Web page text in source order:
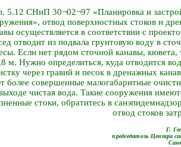
5.12 СНиП 30¬02¬97 «Планировка и
отвод поверхностных стоков и
осуществляется в соответствии с
отводит из подвала грунтовую воду в
Если нет рядом сточной канавы,
м. Нужно определиться, куда отводится
через гравий и песок в дренажных
более совершенные малогабаритные
чистая вода. Такие сооружения
стоки, обратитесь в
отвод стоков
Г.
председатель Центра